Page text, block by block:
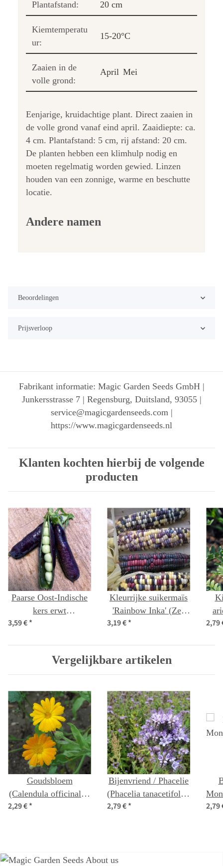
Plantafstand: 20 cm
Kiemtemperatu
ur:
15-20°C
Zaaien in de
volle grond:
April Mei
Eenjarige, kruidachtige plant. Direct zaaien in
de volle grond vanaf eind april. Zaaidiepte: ca.
4 cm. Plantafstand: 5 cm, rij afstand: 20 cm.
De planten hebben een klimhulp nodig en
moeten regelmatig worden gewied. Linzen
houden van een zonnige, warme en beschutte
locatie.
Andere namen
Beoordelingen
Prijsverloop
Fabrikant informatie: Magic Garden Seeds GmbH |
Junkersstrasse 7 | Regensburg, Duitsland, 93055 |
service@magicgardenseeds.com |
https://www.magicgardenseeds.nl
Klanten kochten hierbij de volgende
producten
Paarse Oost-Indische
kers erwt
"Blauwschokker"
3,59 €*
Kleurrijke suikermaïs
'Rainbow Inka' (Zea
mays) bio zaad
3,19 €* 2,79
Vergelijkbare artikelen
Goudsbloem
(Calendula officinalis)
2,29 €*
Bijenvriend / Phacelie
(Phacelia tanacetifolia)
2,79 €* 2,79